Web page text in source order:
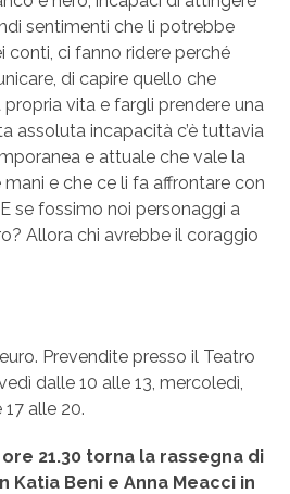
sentimenti che li potrebbe
conti, ci fanno ridere perché
di capire quello che
vita e fargli prendere una
assoluta incapacità c’è tuttavia
e attuale che vale la
e che ce li fa affrontare con
se fossimo noi personaggi a
Allora chi avrebbe il coraggio
Prevendite presso il Teatro
dalle 10 alle 13, mercoledì,
alle 20.
21.30 torna la rassegna di
Katia Beni e Anna Meacci in